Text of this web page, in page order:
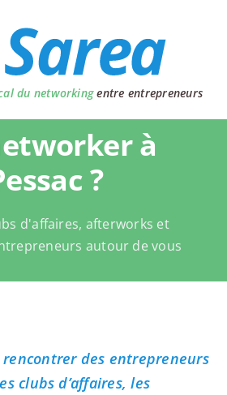
du networkingentre entrepreneurs
à
?
d'affaires, afterworks et
autour de vous
rencontrer des entrepreneurs
clubs d’affaires, les